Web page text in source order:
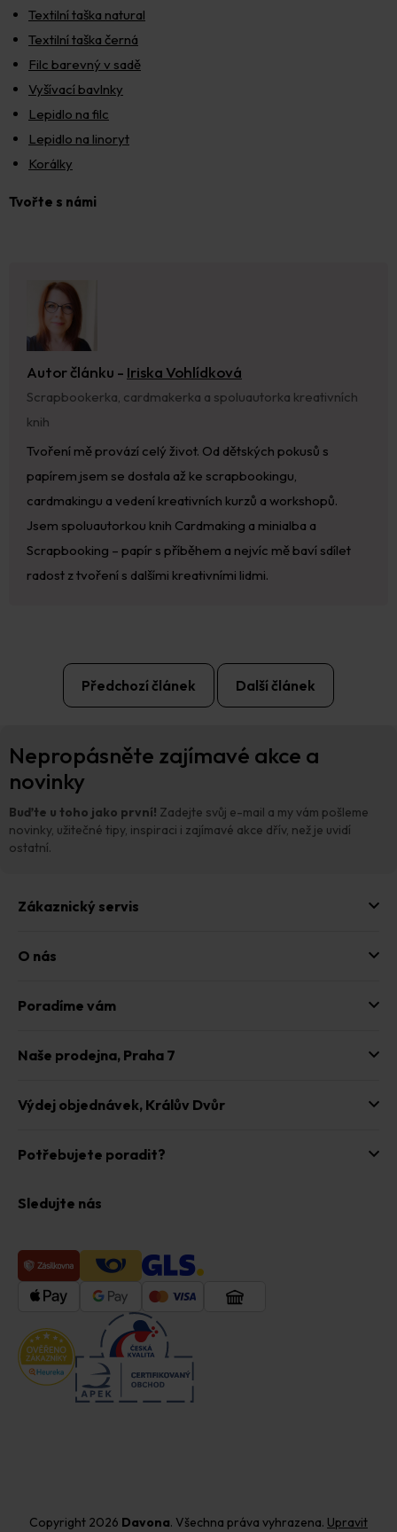
Textilní taška natural
Textilní taška černá
Filc barevný v sadě
Vyšívací bavlnky
Lepidlo na filc
Lepidlo na linoryt
Korálky
Tvořte s námi
Autor článku - Iriska Vohlídková
Scrapbookerka, cardmakerka a spoluautorka kreativních
knih
Tvoření mě provází celý život. Od dětských pokusů s
papírem jsem se dostala až ke scrapbookingu,
cardmakingu a vedení kreativních kurzů a workshopů.
Jsem spoluautorkou knih Cardmaking a minialba a
Scrapbooking – papír s příběhem a nejvíc mě baví sdílet
radost z tvoření s dalšími kreativními lidmi.
Předchozí článek Další článek
Nepropásněte zajímavé akce a
novinky
Buďte u toho jako první! Zadejte svůj e-mail a my vám pošleme
novinky, užitečné tipy, inspiraci i zajímavé akce dřív, než je uvidí
ostatní.
Zákaznický servis
O nás
Poradíme vám
Naše prodejna, Praha 7
Výdej objednávek, Králův Dvůr
Potřebujete poradit?
Sledujte nás
Copyright 2026 Davona. Všechna práva vyhrazena. Upravit